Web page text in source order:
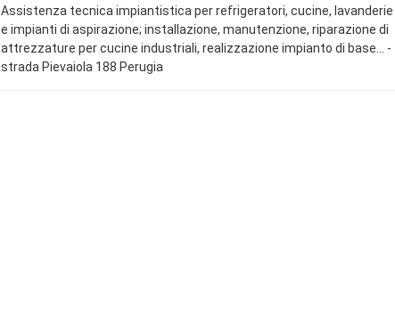
Assistenza tecnica impiantistica per refrigeratori, cucine, lavanderie
e impianti di aspirazione; installazione, manutenzione, riparazione di
attrezzature per cucine industriali, realizzazione impianto di base... -
strada Pievaiola 188 Perugia